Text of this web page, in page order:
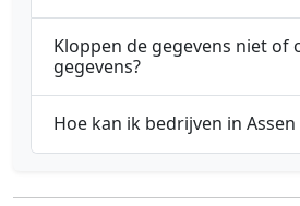
Kloppen de gegevens niet of
gegevens?
Hoe kan ik bedrijven in Assen